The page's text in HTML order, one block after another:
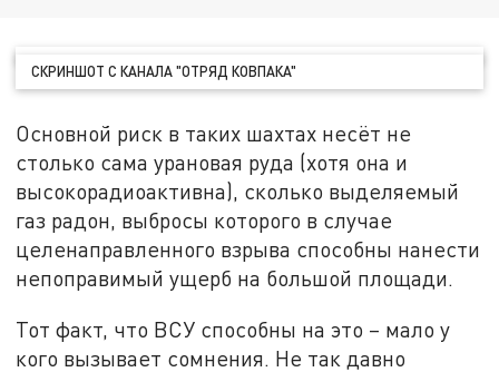
СКРИНШОТ С КАНАЛА "ОТРЯД КОВПАКА"
Основной риск в таких шахтах несёт не
столько сама урановая руда (хотя она и
высокорадиоактивна), сколько выделяемый
газ радон, выбросы которого в случае
целенаправленного взрыва способны нанести
непоправимый ущерб на большой площади.
Тот факт, что ВСУ способны на это – мало у
кого вызывает сомнения. Не так давно